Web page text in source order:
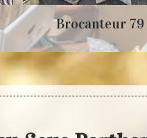
Brocanteur 79